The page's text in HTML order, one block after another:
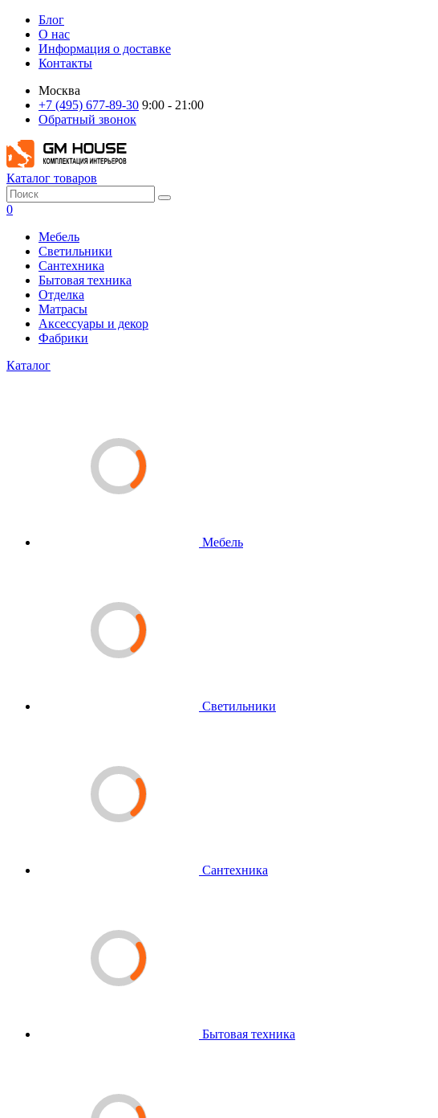
Блог
О нас
Информация о доставке
Контакты
Москва
+7 (495) 677-89-30 9:00 - 21:00
Обратный звонок
Каталог товаров
0
Мебель
Светильники
Сантехника
Бытовая техника
Отделка
Матрасы
Аксессуары и декор
Фабрики
Каталог
Мебель
Светильники
Сантехника
Бытовая техника